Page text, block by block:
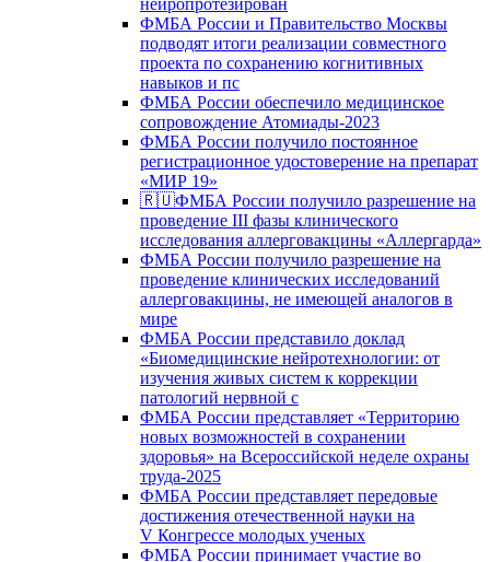
нейропротезирован
ФМБА России и Правительство Москвы
подводят итоги реализации совместного
проекта по сохранению когнитивных
навыков и пс
ФМБА России обеспечило медицинское
сопровождение Атомиады-2023
ФМБА России получило постоянное
регистрационное удостоверение на препарат
«МИР 19»
🇷🇺ФМБА России получило разрешение на
проведение III фазы клинического
исследования аллерговакцины «Аллергарда»
ФМБА России получило разрешение на
проведение клинических исследований
аллерговакцины, не имеющей аналогов в
мире
ФМБА России представило доклад
«Биомедицинские нейротехнологии: от
изучения живых систем к коррекции
патологий нервной с
ФМБА России представляет «Территорию
новых возможностей в сохранении
здоровья» на Всероссийской неделе охраны
труда-2025
ФМБА России представляет передовые
достижения отечественной науки на
V Конгрессе молодых ученых
ФМБА России принимает участие во